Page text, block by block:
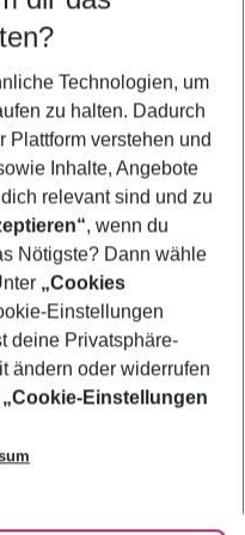
Technologien, um
zu halten. Dadurch
Plattform verstehen und
Inhalte, Angebote
relevant sind und zu
, wenn du
Nötigste? Dann wähle
„Cookies
Einstellungen
deine Privatsphäre-
ändern oder widerrufen
„Cookie-Einstellungen